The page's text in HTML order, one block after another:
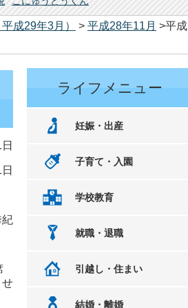
成29年3月） > 平成28年11月 >平成
せ
ライフメニュー
妊娠・出産
子育て・入園
学校教育
就職・退職
引越し・住まい
結婚・離婚